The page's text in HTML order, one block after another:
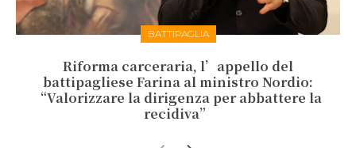
BATTIPAGLIA
Riforma carceraria, l’appello del
battipagliese Farina al ministro Nordio:
“Valorizzare la dirigenza per abbattere la
recidiva”